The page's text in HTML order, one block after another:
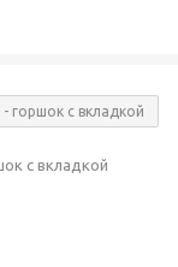
горшок с вкладкой